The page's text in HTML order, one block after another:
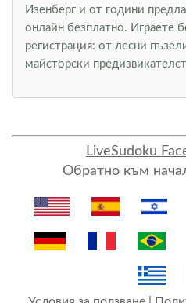
Изенберг и от години
онлайн безплатно. Играете
регистрация: от лесни
майсторски
LiveSudoku
Обратно към